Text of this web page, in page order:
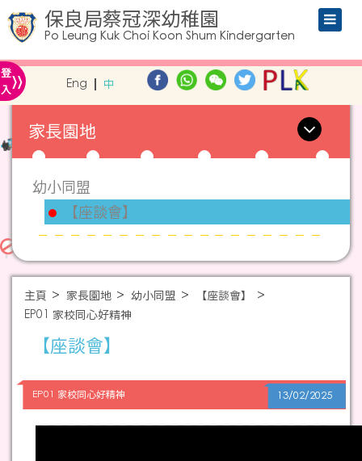
保良局蔡冠深幼稚園
Po Leung Kuk Choi Koon Shum Kindergarten
登
入» Eng 中
家長園地
幼小同盟
【座談會】
主頁 家長園地 幼小同盟
【座談會】
EP01 家校同心好精神
【座談會】
EP01 家校同心好精神 13/02/2025